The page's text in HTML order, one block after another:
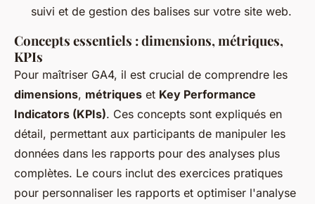
suivi et de gestion des balises sur votre site web.
Concepts essentiels : dimensions, métriques,
KPIs
Pour maîtriser GA4, il est crucial de comprendre les
dimensions, métriques et Key Performance
Indicators (KPIs). Ces concepts sont expliqués en
détail, permettant aux participants de manipuler les
données dans les rapports pour des analyses plus
complètes. Le cours inclut des exercices pratiques
pour personnaliser les rapports et optimiser l'analyse